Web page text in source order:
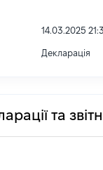
14.03.2025
Декларація
та